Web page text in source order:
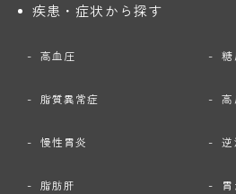
疾患・症状から探す
高血圧
脂質異常症
慢性胃炎 逆
脂肪肝